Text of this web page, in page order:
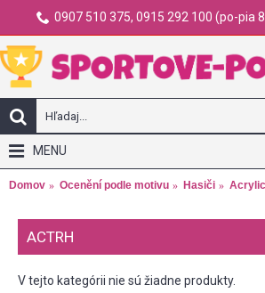
0907 510 375, 0915 292 100 (po-pia
MENU
Domov Ocenění podle motivu Hasiči
ACTRH
V tejto kategórii nie sú žiadne produkty.